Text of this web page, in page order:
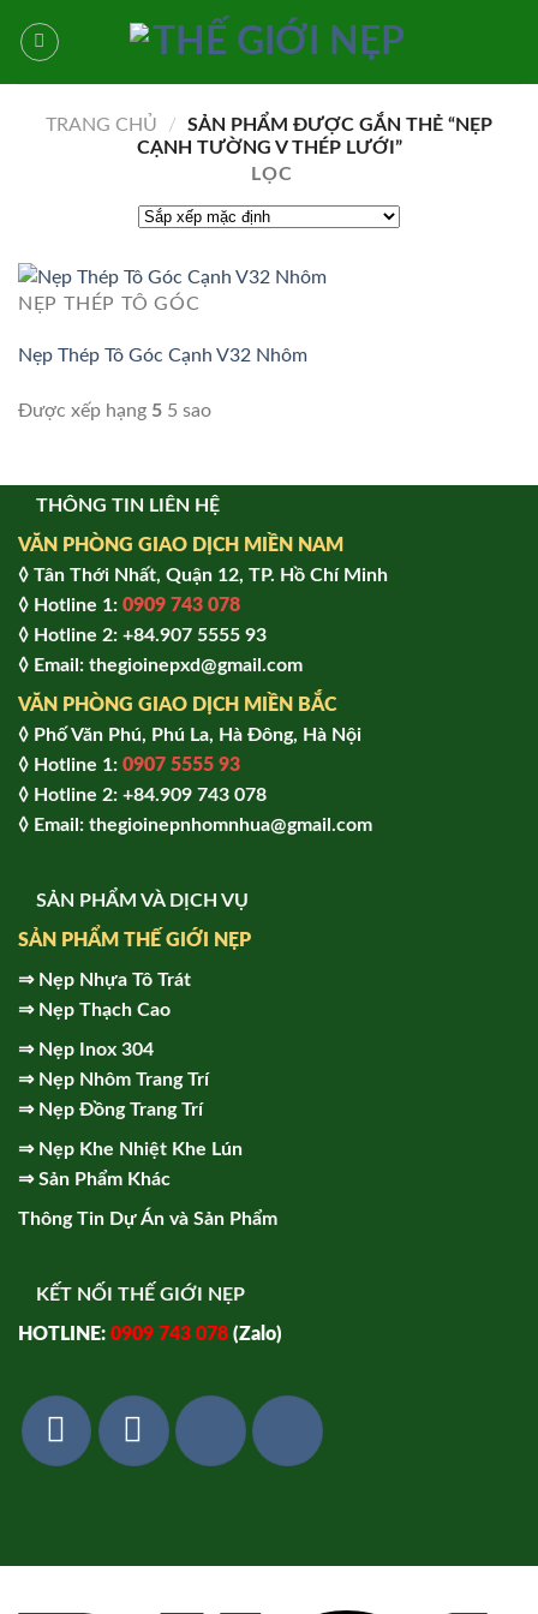
qua
TRANG CHỦ
/
SẢN PHẨM ĐƯỢC GẮN THẺ “NẸP
CẠNH TƯỜNG V THÉP LƯỚI”
LỌC
NẸP THÉP TÔ GÓC
Nẹp Thép Tô Góc Cạnh V32 Nhôm
Được xếp hạng 55 sao
THÔNG TIN LIÊN HỆ
VĂN PHÒNG GIAO DỊCH MIỀN NAM
◊ Tân Thới Nhất, Quận 12, TP. Hồ Chí Minh
◊ Hotline 1: 0909 743 078
◊ Hotline 2: +84.907 5555 93
◊ Email: thegioinepxd@gmail.com
VĂN PHÒNG GIAO DỊCH MIỀN BẮC
◊ Phố Văn Phú, Phú La, Hà Đông, Hà Nội
◊ Hotline 1: 0907 5555 93
◊ Hot line 2: +84.909 743 078
◊ Email: thegioinepnhomnhua@gmail.com
SẢN PHẨM VÀ DỊCH VỤ
SẢN PHẨM THẾ GIỚI NẸP
⇒ Nẹp Nhựa Tô Trát
⇒ Nẹp Thạch Cao
⇒ Nẹp Inox 304
⇒ Nẹp Nhôm Trang Trí
⇒ Nẹp Đồng Trang Trí
⇒ Nẹp Khe Nhiệt Khe Lún
⇒Sản Phẩm Khác
Thông Tin Dự Án và Sản Phẩm
KẾT NỐI THẾ GIỚI NẸP
HOTLINE: 0909 743 078 (Zalo)